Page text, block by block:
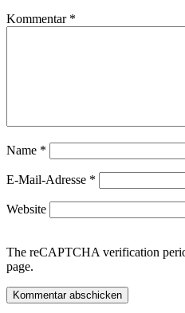
Kommentar *
Name *
E-Mail-Adresse *
Website
The reCAPTCHA verification
page.